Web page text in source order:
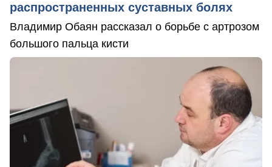
распространенных суставных болях
Владимир Обаян рассказал о борьбе с артрозом
большого пальца кисти